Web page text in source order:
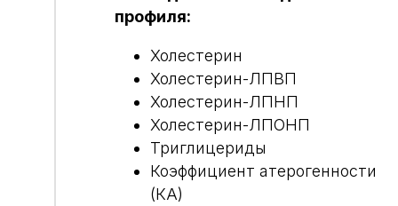
профиля:
Холестерин
Холестерин-ЛПВП
Холестерин-ЛПНП
Холестерин-ЛПОНП
Триглицериды
Коэффициент атерогенности
(КА)